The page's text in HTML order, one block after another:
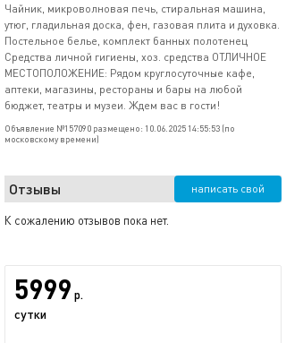
Чайник, микроволновая печь, стиральная машина,
утюг, гладильная доска, фен, газовая плита и духовка.
Постельное белье, комплект банных полотенец
Средства личной гигиены, хоз. средства ОТЛИЧНОЕ
МЕСТОПОЛОЖЕНИЕ: Рядом круглосуточные кафе,
аптеки, магазины, рестораны и бары на любой
бюджет, театры и музеи. Ждем вас в гости!
Объявление №157090 размещено: 10.06.2025 14:55:53 (по
московскому времени)
Отзывы написать свой
К сожалению отзывов пока нет.
5999 р.
сутки